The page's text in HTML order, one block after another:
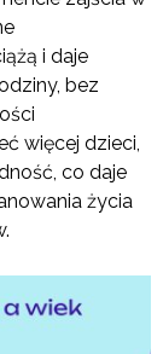
i daje
bez
więcej dzieci,
co daje
życia